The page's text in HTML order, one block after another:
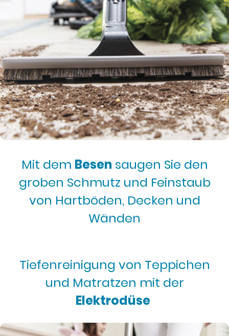
Mit dem Besensaugen Sie den
groben Schmutz und Feinstaub
von Hartböden, Decken und
Wänden
Tiefenreinigung von Teppichen
und Matratzen mit der
Elektrodüse